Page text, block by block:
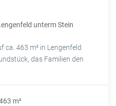
unterm Stein
ca. 463 m² in Lengenfeld
das Familien den
m²